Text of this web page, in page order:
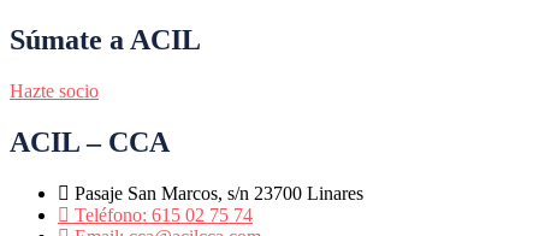
Súmate a ACIL
Hazte socio
ACIL – CCA
Pasaje San Marcos, s/n 23700 Linares
Teléfono: 615 02 75 74